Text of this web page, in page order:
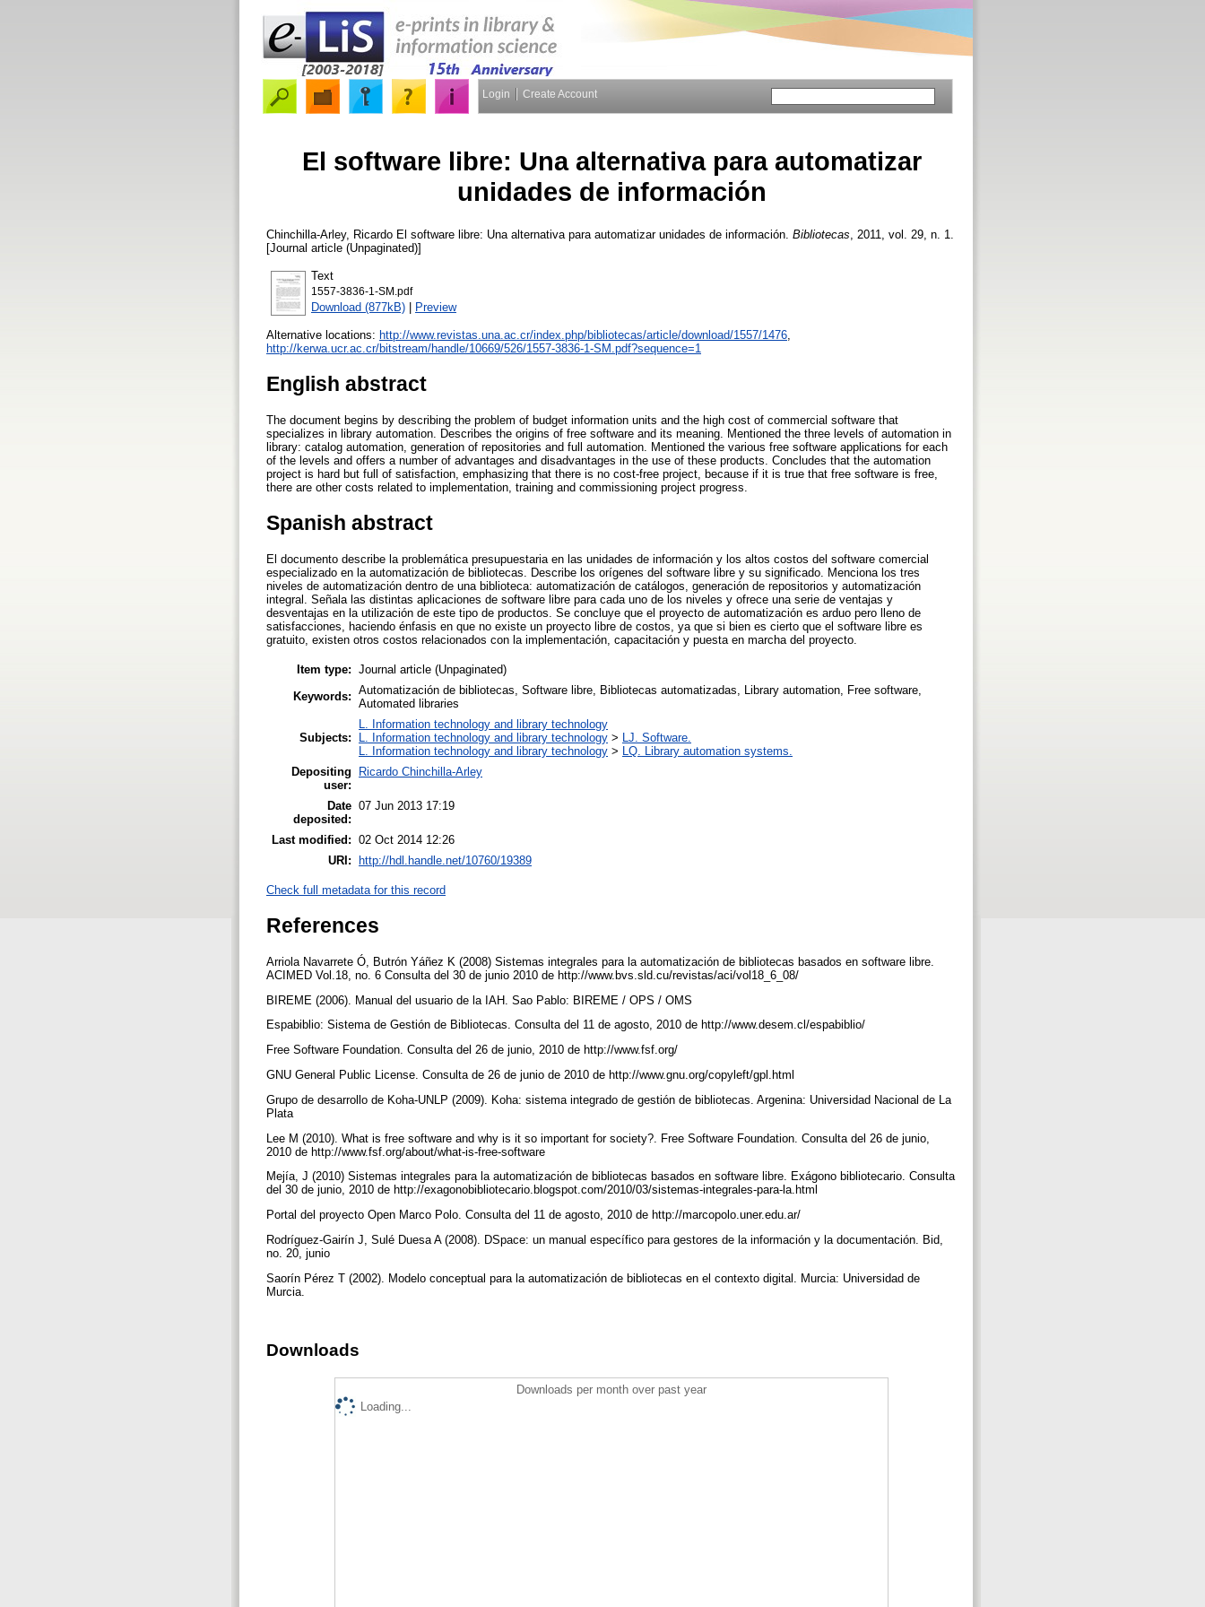
Login Create Account
El software libre: Una alternativa para automatizar
unidades de información
Chinchilla-Arley, Ricardo El software libre: Una alternativa para automatizar unidades de información. Bibliotecas , 2011, vol. 29, n. 1.
[Journal article (Unpaginated)]
Text
1557-3836-1-SM.pdf
Download (877kB) | Preview
Alternative locations: http://www.revistas.una.ac.cr/index.php/bibliotecas/article/download/1557/1476
http://kerwa.ucr.ac.cr/bitstream/handle/10669/526/1557-3836-1-SM.pdf?sequence=1
English abstract
The document begins by describing the problem of budget information units and the high cost of commercial software that
specializes in library automation. Describes the origins of free software and its meaning. Mentioned the three levels of automation in
library: catalog automation, generation of repositories and full automation. Mentioned the various free software applications for each
of the levels and offers a number of advantages and disadvantages in the use of these products. Concludes that the automation
project is hard but full of satisfaction, emphasizing that there is no cost-free project, because if it is true that free software is free,
there are other costs related to implementation, training and commissioning project progress.
Spanish abstract
El documento describe la problemática presupuestaria en las unidades de información y los altos costos del software comercial
especializado en la automatización de bibliotecas. Describe los orígenes del software libre y su significado. Menciona los tres
niveles de automatización dentro de una biblioteca: automatización de catálogos, generación de repositorios y automatización
integral. Señala las distintas aplicaciones de software libre para cada uno de los niveles y ofrece una serie de ventajas y
desventajas en la utilización de este tipo de productos. Se concluye que el proyecto de automatización es arduo pero lleno de
satisfacciones, haciendo énfasis en que no existe un proyecto libre de costos, ya que si bien es cierto que el software libre es
gratuito, existen otros costos relacionados con la implementación, capacitación y puesta en marcha del proyecto.
Item type: Journal article (Unpaginated)
Keywords: Automatización de bibliotecas, Software libre, Bibliotecas automatizadas, Library automation, Free software,
Automated libraries
Subjects:
L. Information technology and library technology
L. Information technology and library technology >
LJ. Software.
L. Information technology and library technology >
LQ. Library automation systems.
Depositing
user:
Ricardo Chinchilla-Arley
Date
deposited:
07 Jun 2013 17:19
Last modified: 02 Oct 2014 12:26
URI:
http://hdl.handle.net/10760/19389
Check full metadata for this record
References
Arriola Navarrete Ó, Butrón Yáñez K (2008) Sistemas integrales para la automatización de bibliotecas basados en software libre.
ACIMED Vol.18, no. 6 Consulta del 30 de junio 2010 de http://www.bvs.sld.cu/revistas/aci/vol18_6_08/
BIREME (2006). Manual del usuario de la IAH. Sao Pablo: BIREME / OPS / OMS
Espabiblio: Sistema de Gestión de Bibliotecas. Consulta del 11 de agosto, 2010 de http://www.desem.cl/espabiblio/
Free Software Foundation. Consulta del 26 de junio, 2010 de http://www.fsf.org/
GNU General Public License. Consulta de 26 de junio de 2010 de http://www.gnu.org/copyleft/gpl.html
Grupo de desarrollo de Koha-UNLP (2009). Koha: sistema integrado de gestión de bibliotecas. Argenina: Universidad Nacional de La
Plata
Lee M (2010). What is free software and why is it so important for society?. Free Software Foundation. Consulta del 26 de junio,
2010 de http://www.fsf.org/about/what-is-free-software
Mejía, J (2010) Sistemas integrales para la automatización de bibliotecas basados en software libre. Exágono bibliotecario. Consulta
del 30 de junio, 2010 de http://exagonobibliotecario.blogspot.com/2010/03/sistemas-integrales-para-la.html
Portal del proyecto Open Marco Polo. Consulta del 11 de agosto, 2010 de http://marcopolo.uner.edu.ar/
Rodríguez-Gairín J, Sulé Duesa A (2008). DSpace: un manual específico para gestores de la información y la documentación. Bid,
no. 20, junio
Saorín Pérez T (2002). Modelo conceptual para la automatización de bibliotecas en el contexto digital. Murcia: Universidad de
Murcia.
Downloads
Downloads per month over past year
Loading...